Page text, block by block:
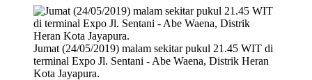
Jumat (24/05/2019) malam sekitar pukul 21.45 WIT di
terminal Expo Jl. Sentani - Abe Waena, Distrik Heran
Kota Jayapura.